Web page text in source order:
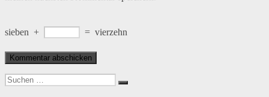
sieben + = vierzehn
Suchen
nach:
Suchen